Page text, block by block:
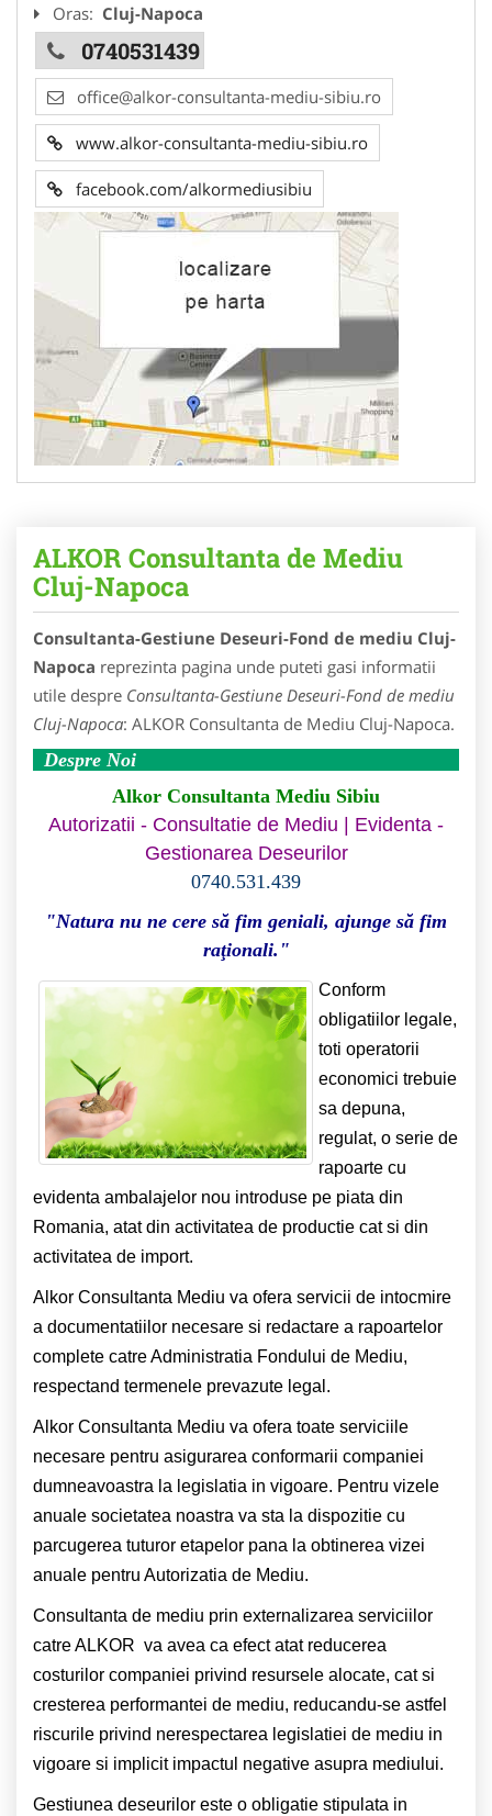
Oras: Cluj-Napoca
0740531439
office@alkor-consultanta-mediu-sibiu.ro
www.alkor-consultanta-mediu-sibiu.ro
facebook.com/alkormediusibiu
ALKOR Consultanta de Mediu
Cluj-Napoca
Consultanta-Gestiune Deseuri-Fond de mediu Cluj-
Napoca reprezinta pagina unde puteti gasi informatii
utile despre Consultanta-Gestiune Deseuri-Fond de mediu
Cluj-Napoca: ALKOR Consultanta de Mediu Cluj-Napoca.
Despre Noi
Alkor Consultanta Mediu Sibiu
Autorizatii - Consultatie de Mediu | Evidenta -
Gestionarea Deseurilor
0740.531.439
"Natura nu ne cere să fim geniali, ajunge să fim
raţionali."
Conform
obligatiilor legale,
toti operatorii
economici trebuie
sa depuna,
regulat, o serie de
rapoarte cu
evidenta ambalajelor nou introduse pe piata din
Romania, atat din activitatea de productie cat si din
activitatea de import.
Alkor Consultanta Mediu va ofera servicii de intocmire
a documentatiilor necesare si redactare a rapoartelor
complete catre Administratia Fondului de Mediu,
respectand termenele prevazute legal.
Alkor Consultanta Mediu va ofera toate serviciile
necesare pentru asigurarea conformarii companiei
dumneavoastra la legislatia in vigoare. Pentru vizele
anuale societatea noastra va sta la dispozitie cu
parcugerea tuturor etapelor pana la obtinerea vizei
anuale pentru Autorizatia de Mediu.
Consultanta de mediu prin externalizarea serviciilor
catre ALKOR va avea ca efect atat reducerea
costurilor companiei privind resursele alocate, cat si
cresterea performantei de mediu, reducandu-se astfel
riscurile privind nerespectarea legislatiei de mediu in
vigoare si implicit impactul negative asupra mediului.
Gestiunea deseurilor este o obligatie stipulata in